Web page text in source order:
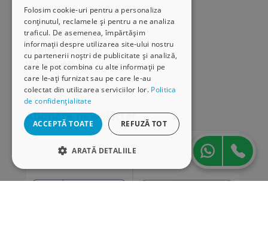
Folosim cookie-uri pentru a personaliza
conținutul, reclamele și pentru a ne analiza
traficul. De asemenea, împărtășim
informații despre utilizarea site-ului nostru
cu partenerii noștri de publicitate și analiză,
care le pot combina cu alte informații pe
care le-ați furnizat sau pe care le-au
colectat din utilizarea serviciilor lor. Politica
de confidențialitate
ACCEPTĂ TOATE REFUZĂ TOT
ARATĂ DETALIILE
Comunitatea Hamangiu
Cum comand online
Modalități de plată
Livrarea produselor
SEAP/SICAP
Hartă site
Cariere
Abonare newsletter